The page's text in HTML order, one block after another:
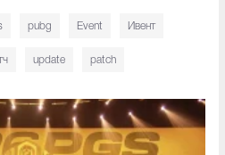
pubg Event Ивент
update patch